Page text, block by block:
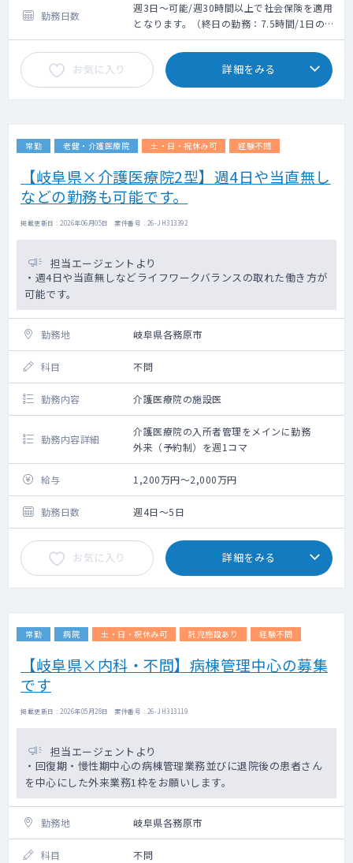
勤務日数
週3日～可能/週30時間以上で社会保険を適用
となります。（終日の勤務：7.5時間/1日の勤
務）
お気に入り 詳細をみる
常勤 老健・介護医療院 土・日・祝休み可 経験不問
【岐阜県×介護医療院2型】週4日や当直無し
などの勤務も可能です。
掲載更新日 : 2026年06月05日 案件番号 : 26-JH313392
担当エージェントより
・週4日や当直無しなどライフワークバランスの取れた働き方が
可能です。
勤務地 岐阜県各務原市
科目 不問
勤務内容 介護医療院の施設医
勤務内容詳細
介護医療院の入所者管理をメインに勤務
外来（予約制）を週1コマ
給与 1,200万円～2,000万円
勤務日数 週4日～5日
お気に入り 詳細をみる
常勤 病院 土・日・祝休み可 託児施設あり 経験不問
【岐阜県×内科・不問】病棟管理中心の募集
です
掲載更新日 : 2026年05月28日 案件番号 : 26-JH313119
担当エージェントより
・回復期・慢性期中心の病棟管理業務並びに退院後の患者さん
を中心にした外来業務1枠をお願いします。
勤務地 岐阜県各務原市
科目 不問